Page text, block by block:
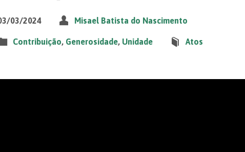
03/2024 Misael Batista do Nascimento
Contribuição, Generosidade, Unidade Atos